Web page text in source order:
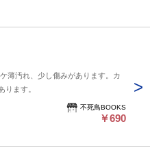
薄汚れ、少し傷みがあります。カ
ります。
不死鳥BOOKS
￥690